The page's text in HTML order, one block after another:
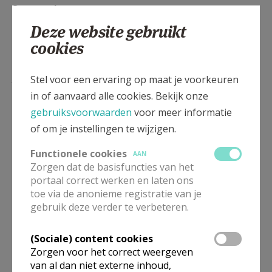
Secretariaat
0468 35 44 26
secretariaat@pastoralezonekiemkracht.be
Liturgische vieringen
vieringen in de pastorale zone
Deze website gebruikt
cookies
Stel voor een ervaring op maat je voorkeuren
in of aanvaard alle cookies. Bekijk onze
gebruiksvoorwaarden voor meer informatie
of om je instellingen te wijzigen.
Functionele cookies
AAN
Zorgen dat de basisfuncties van het
portaal correct werken en laten ons
toe via de anonieme registratie van je
gebruik deze verder te verbeteren.
(Sociale) content cookies
Zorgen voor het correct weergeven
van al dan niet externe inhoud,